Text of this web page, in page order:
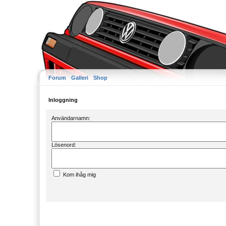
Forum Galleri Shop
Inloggning
Användarnamn:
Lösenord:
Kom ihåg mig